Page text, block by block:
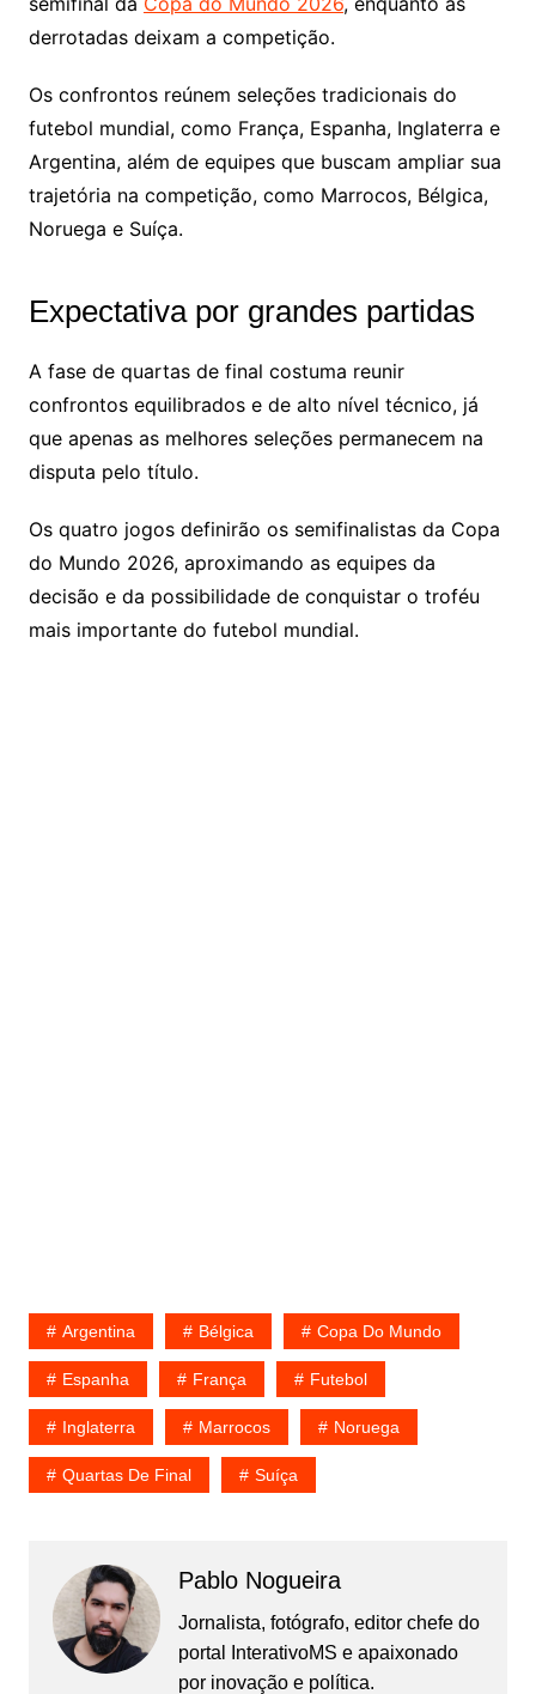
derrotadas deixam a competição.
Os confrontos reúnem seleções tradicionais do
futebol mundial, como França, Espanha, Inglaterra e
Argentina, além de equipes que buscam ampliar sua
trajetória na competição, como Marrocos, Bélgica,
Noruega e Suíça.
Expectativa por grandes partidas
A fase de quartas de final costuma reunir
confrontos equilibrados e de alto nível técnico, já
que apenas as melhores seleções permanecem na
disputa pelo título.
Os quatro jogos definirão os semifinalistas da Copa
do Mundo 2026, aproximando as equipes da
decisão e da possibilidade de conquistar o troféu
mais importante do futebol mundial.
Argentina Bélgica Copa Do Mundo
Espanha França Futebol
Inglaterra Marrocos Noruega
Quartas De Final Suíça
Pablo Nogueira
Jornalista, fotógrafo, editor chefe do
portal InterativoMS e apaixonado
por inovação e política.